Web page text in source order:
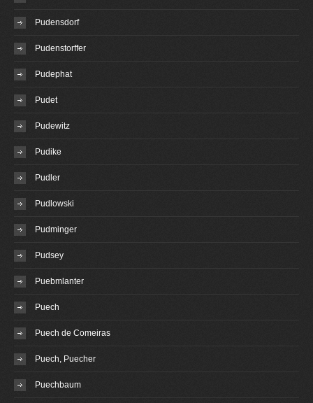
Pudensdorf
Pudenstorffer
Pudephat
Pudet
Pudewitz
Pudike
Pudler
Pudlowski
Pudminger
Pudsey
Puebmlanter
Puech
Puech de Comeiras
Puech, Puecher
Puechbaum